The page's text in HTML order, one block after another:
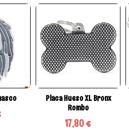
Placa Hueso XL Bronx
Rombo
17,80 €